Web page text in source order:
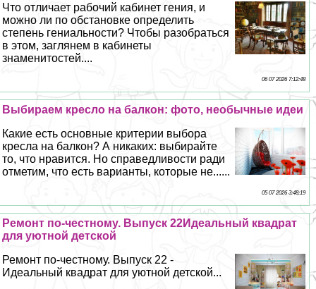
Что отличает рабочий кабинет гения, и
можно ли по обстановке определить
степень гениальности? Чтобы разобраться
в этом, заглянем в кабинеты
знаменитостей....
06 07 2026 7:12:48
Выбираем кресло на балкон: фото, необычные идеи
Какие есть основные критерии выбора
кресла на балкон? А никаких: выбирайте
то, что нравится. Но справедливости ради
отметим, что есть варианты, которые не......
05 07 2026 3:48:19
Ремонт по-честному. Выпуск 22Идеальный квадрат
для уютной детской
Ремонт по-честному. Выпуск 22 -
Идеальный квадрат для уютной детской...